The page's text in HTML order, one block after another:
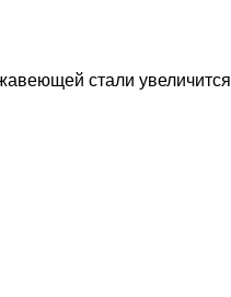
стали увеличится